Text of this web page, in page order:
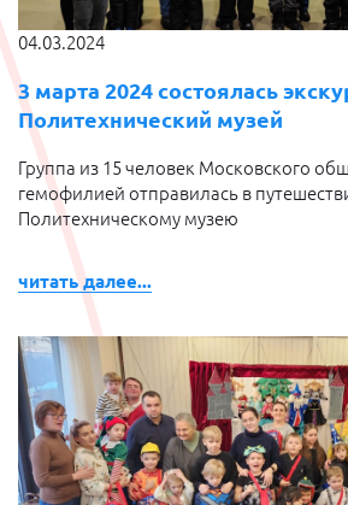
04.03.2024
3 марта 2024 состоялась
Политехнический музей
Группа из 15 человек Московского
гемофилией отправилась в
Политехническому музею
читать далее...